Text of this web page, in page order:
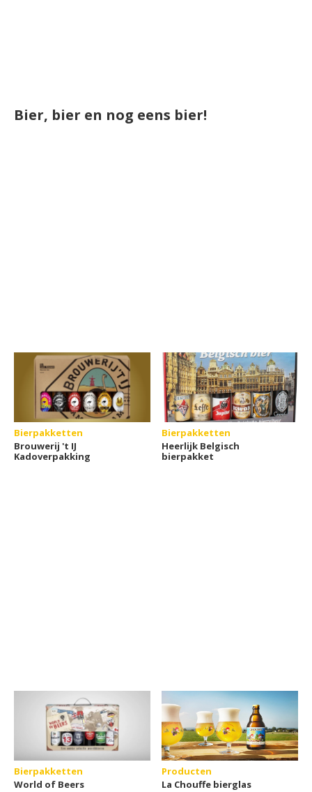
Bier, bier en nog eens bier!
Bierpakketten
Brouwerij 't IJ
Kadoverpakking
Bierpakketten
Heerlijk Belgisch
bierpakket
Bierpakketten
World of Beers
Producten
La Chouffe bierglas